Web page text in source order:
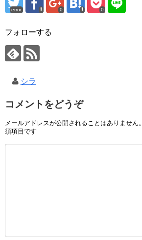
error 0 0
フォローする
シラ
コメントをどうぞ
メールアドレスが公開されることはありません。
須項目です